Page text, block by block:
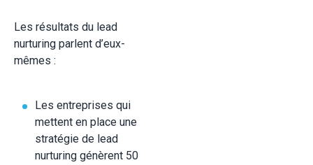
Les résultats du lead
nurturing parlent d’eux-
mêmes :
Les entreprises qui
mettent en place une
stratégie de lead
nurturing génèrent 50